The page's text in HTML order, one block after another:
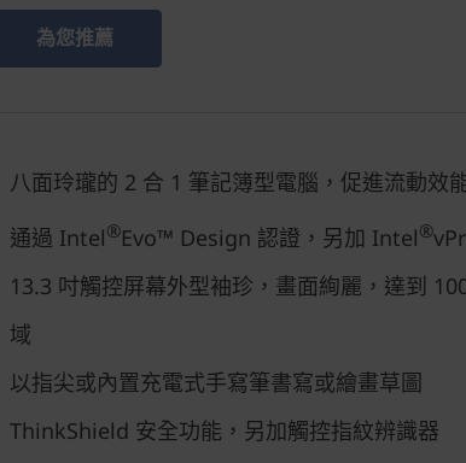
為您推薦
八面玲瓏的 2 合 1 筆記簿型電腦，促進流動效
通過 Intel®Evo™ Design 認證，另加 Intel®
13.3 吋觸控屏幕外型袖珍，畫面絢麗，達到
域
以指尖或內置充電式手寫筆書寫或繪畫草圖
ThinkShield 安全功能，另加觸控指紋辨識器